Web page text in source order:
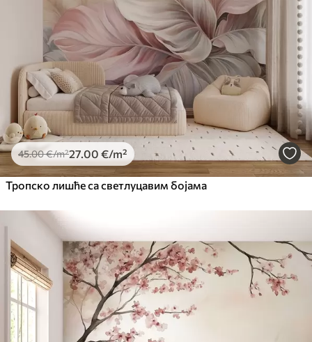
45.00€/m²27 .00 €/m²
Тропско лишће са светлуцавим бојама